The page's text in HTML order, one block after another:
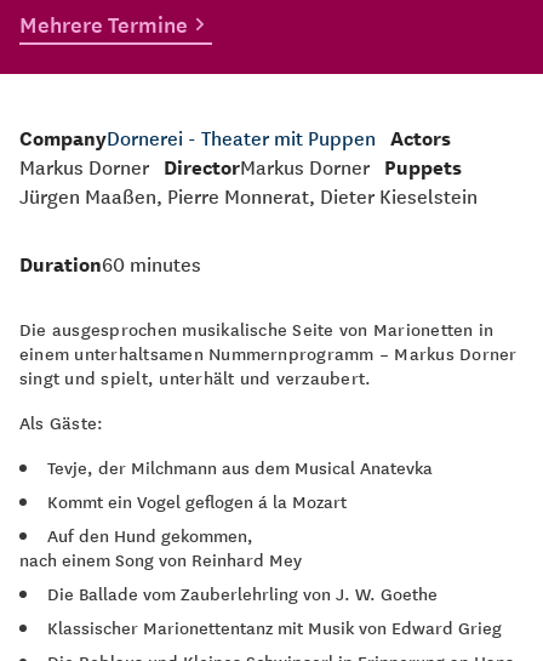
Mehrere Termine
Die ausgesprochen musikalische Seite von Marionetten in
einem unterhaltsamen Nummernprogramm – Markus Dorner
singt und spielt, unterhält und verzaubert.
Als Gäste:
Tevje, der Milchmann aus dem Musical Anatevka
Kommt ein Vogel geflogen á la Mozart
Auf den Hund gekommen,
nach einem Song von Reinhard Mey
Die Ballade vom Zauberlehrling von J. W. Goethe
Klassischer Marionettentanz mit Musik von Edward Grieg
CompanyDornerei - Theater mit Puppen Actors
Markus Dorner DirectorMarkus Dorner Puppets
Jürgen Maaßen, Pierre Monnerat, Dieter Kieselstein
Duration60 minutes